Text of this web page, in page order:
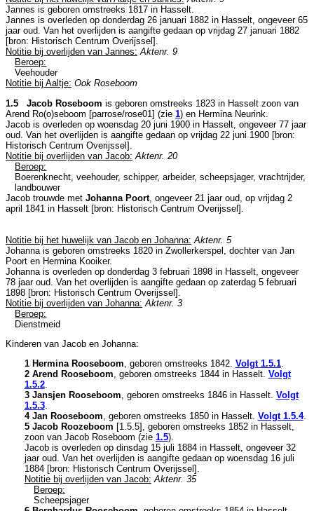
Jannes is geboren omstreeks 1817 in Hasselt.
Jannes is overleden op donderdag 26 januari 1882 in Hasselt, ongeveer 65
jaar oud. Van het overlijden is aangifte gedaan op vrijdag 27 januari 1882
[bron: Historisch Centrum Overijssel ].
Notitie bij overlijden van Jannes: Aktenr. 9
Beroep:
Veehouder
Notitie bij Aaltje: Ook Roseboom
1.5 Jacob Roseboom is geboren omstreeks 1823 in Hasselt zoon van
Arend Ro(o)seboom [parrose/rose01] (zie 1) en Hermina Neurink.
Jacob is overleden op woensdag 20 juni 1900 in Hasselt , ongeveer 77 jaar
oud. Van het overlijden is aangifte gedaan op vrijdag 22 juni 1900 [bron:
Historisch Centrum Overijssel].
Notitie bij overlijden van Jacob: Aktenr. 20
Beroep:
Boerenknecht, veehouder, schipper, arbeider, scheepsjager, vrachtrijder,
landbouwer
Jacob trouwde met Johanna Poort, ongeveer 21 jaar oud, op vrijdag 2
april 1841 in Hasselt [bron: Historisch Centrum Overijssel].
Notitie bij het huwelijk van Jacob en Johanna: Aktenr. 5
Johanna is geboren omstreeks 1820 in Zwollerkerspel , dochter van Jan
Poort en Hermina Kooiker.
Johanna is overleden op donderdag 3 februari 1898 in Hasselt , ongeveer
78 jaar oud. Van het overlijden is aangifte gedaan op zaterdag 5 februari
1898 [bron: Historisch Centrum Overijssel].
Notitie bij overlijden van Johanna: Aktenr. 3
Beroep:
Dienstmeid
Kinderen van Jacob en Johanna:
1 Hermina Rooseboom, geboren omstreeks 1842. Volgt 1.5.1.
2 Arend Rooseboom, geboren omstreeks 1844 in Hasselt. Volgt
1.5.2.
3 Jansjen Rooseboom, geboren omstreeks 1846 in Hasselt. Volgt
1.5.3.
4 Jan Rooseboom, geboren omstreeks 1850 in Hasselt. Volgt 1.5.4.
5 Jacob Roozeboom [1.5.5], geboren omstreeks 1852 in Hasselt,
zoon van Jacob Roseboom (zie 1.5).
Jacob is overleden op dinsdag 15 juli 1884 in Hasselt, ongeveer 32
jaar oud. Van het overlijden is aangifte gedaan op woensdag 16 juli
1884 [bron: Historisch Centrum Overijssel ].
Notitie bij overlijden van Jacob: Aktenr. 35
Beroep:
Scheepsjager